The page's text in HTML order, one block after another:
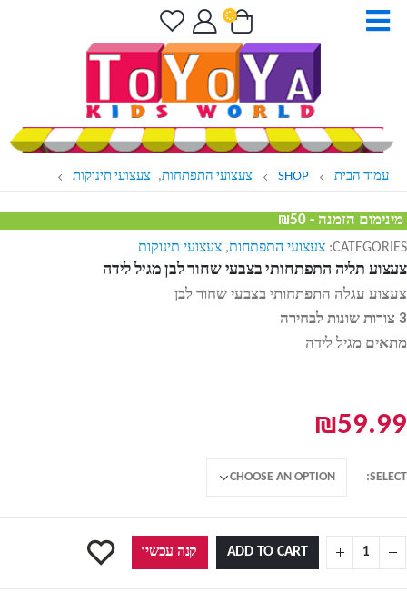
עמוד הבית SHOP צעצועי התפתחות, צעצועי תינוקות
מינימום הזמנה - ₪50
CATEGORIES: צעצועי התפתחות, צעצועי תינוקות
צעצוע תליה התפתחותי בצבעי שחור לבן מגיל לידה
צעצוע עגלה התפתחותי בצבעי שחור לבן
3 צורות שונות לבחירה
מתאים מגיל לידה
₪59.99
SELECT
ADD TO CART קנה עכשיו